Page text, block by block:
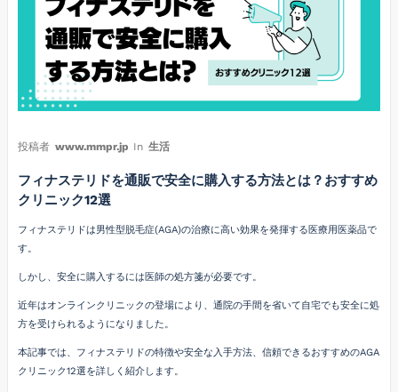
投稿者 www.mmpr.jp In 生活
フィナステリドを通販で安全に購入する方法とは？おすすめ
クリニック12選
フィナステリドは男性型脱毛症(AGA)の治療に高い効果を発揮する医療用医薬品で
す。
しかし、安全に購入するには医師の処方箋が必要です。
近年はオンラインクリニックの登場により、通院の手間を省いて自宅でも安全に処
方を受けられるようになりました。
本記事では、フィナステリドの特徴や安全な入手方法、信頼できるおすすめのAGA
クリニック12選を詳しく紹介します。